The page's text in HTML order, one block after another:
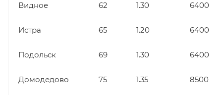
Видное 62 1.30 6400
Истра 65 1.20 6400
Подольск 69 1.30 6400
Домодедово 75 1.35 8500